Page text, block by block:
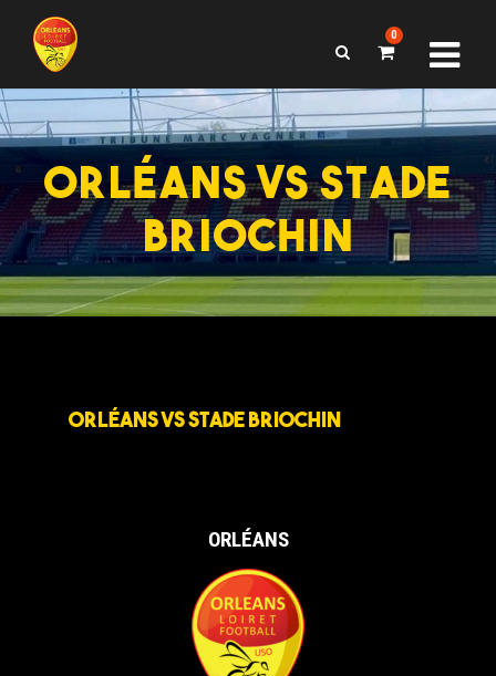
0
ORLÉANS VS STADE
BRIOCHIN
ORLÉANS VS STADE BRIOCHIN
ORLÉANS